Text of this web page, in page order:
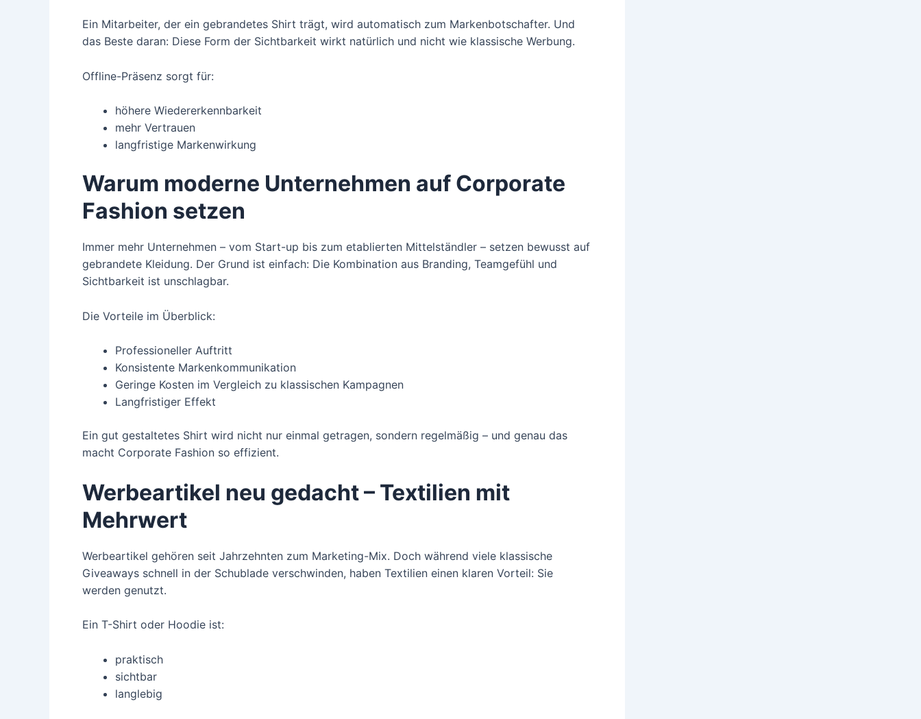
Ein Mitarbeiter, der ein gebrandetes Shirt trägt, wird automatisch zum Markenbotschafter. Und
das Beste daran: Diese Form der Sichtbarkeit wirkt natürlich und nicht wie klassische Werbung.
Offline-Präsenz sorgt für:
höhere Wiedererkennbarkeit
mehr Vertrauen
langfristige Markenwirkung
Warum moderne Unternehmen auf Corporate
Fashion setzen
Immer mehr Unternehmen – vom Start-up bis zum etablierten Mittelständler – setzen bewusst auf
gebrandete Kleidung. Der Grund ist einfach: Die Kombination aus Branding, Teamgefühl und
Sichtbarkeit ist unschlagbar.
Die Vorteile im Überblick:
Professioneller Auftritt
Konsistente Markenkommunikation
Geringe Kosten im Vergleich zu klassischen Kampagnen
Langfristiger Effekt
Ein gut gestaltetes Shirt wird nicht nur einmal getragen, sondern regelmäßig – und genau das
macht Corporate Fashion so effizient.
Werbeartikel neu gedacht – Textilien mit
Mehrwert
Werbeartikel gehören seit Jahrzehnten zum Marketing-Mix. Doch während viele klassische
Giveaways schnell in der Schublade verschwinden, haben Textilien einen klaren Vorteil: Sie
werden genutzt.
Ein T-Shirt oder Hoodie ist:
praktisch
sichtbar
langlebig